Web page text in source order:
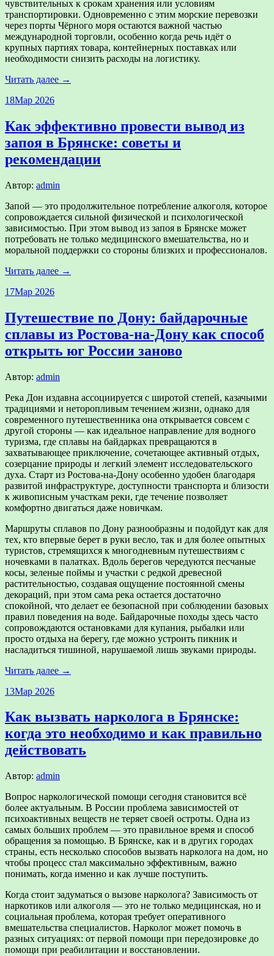
чувствительных к срокам хранения или условиям
транспортировки. Одновременно с этим морские перевозки
через порты Чёрного моря остаются важной частью
международной торговли, особенно когда речь идёт о
крупных партиях товара, контейнерных поставках или
необходимости снизить расходы на логистику.
Читать далее →
18Мар 2026
Как эффективно провести вывод из
запоя в Брянске: советы и
рекомендации
Автор: admin
Запой — это продолжительное потребление алкоголя, которое
сопровождается сильной физической и психологической
зависимостью. При этом вывод из запоя в Брянске может
потребовать не только медицинского вмешательства, но и
моральной поддержки со стороны близких и профессионалов.
Читать далее →
17Мар 2026
Путешествие по Дону: байдарочные
сплавы из Ростова-на-Дону как способ
открыть юг России заново
Автор: admin
Река Дон издавна ассоциируется с широтой степей, казачьими
традициями и неторопливым течением жизни, однако для
современного путешественника она открывается совсем с
другой стороны — как идеальное направление для водного
туризма, где сплавы на байдарках превращаются в
захватывающее приключение, сочетающее активный отдых,
созерцание природы и легкий элемент исследовательского
духа. Старт из Ростова-на-Дону особенно удобен благодаря
развитой инфраструктуре, доступности транспорта и близости
к живописным участкам реки, где течение позволяет
комфортно двигаться даже новичкам.
Маршруты сплавов по Дону разнообразны и подойдут как для
тех, кто впервые берет в руки весло, так и для более опытных
туристов, стремящихся к многодневным путешествиям с
ночевками в палатках. Вдоль берегов чередуются песчаные
косы, зеленые поймы и участки с редкой древесной
растительностью, создавая ощущение постоянной смены
декораций, при этом сама река остается достаточно
спокойной, что делает ее безопасной при соблюдении базовых
правил поведения на воде. Байдарочные походы здесь часто
сопровождаются остановками для купания, рыбалки или
просто отдыха на берегу, где можно устроить пикник и
насладиться тишиной, нарушаемой лишь звуками природы.
Читать далее →
13Мар 2026
Как вызвать нарколога в Брянске:
когда это необходимо и как правильно
действовать
Автор: admin
Вопрос наркологической помощи сегодня становится всё
более актуальным. В России проблема зависимостей от
психоактивных веществ не теряет своей остроты. Одна из
самых больших проблем — это правильное время и способ
обращения за помощью. В Брянске, как и в других городах
страны, есть несколько способов вызвать нарколога на дом, но
чтобы процесс стал максимально эффективным, важно
понимать, когда именно и как лучше поступить.
Когда стоит задуматься о вызове нарколога? Зависимость от
наркотиков или алкоголя — это не только медицинская, но и
социальная проблема, которая требует оперативного
вмешательства специалистов. Нарколог может помочь в
разных ситуациях: от первой помощи при передозировке до
помощи при реабилитации и восстановлении.